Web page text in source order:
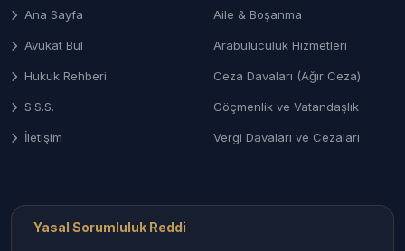
hukukundan doğan uyuşmazlıkların çözümü.
iş kazaları, kıdem ve ihbar tazminatları ile mobbing
davalarında işçi ve işveren haklarının korunması.
Balıkesir’in geniş coğrafyasındaki her noktada
Ana Sayfa
Avukat Bul
Hukuk Rehberi
S.S.S.
İletişim
Aile & Boşanma
Arabuluculuk Hizmetleri
Ceza Davaları (Ağır Ceza)
Göçmenlik ve Vatandaşlık
Vergi Davaları ve Cezaları
Yasal Sorumluluk Reddi